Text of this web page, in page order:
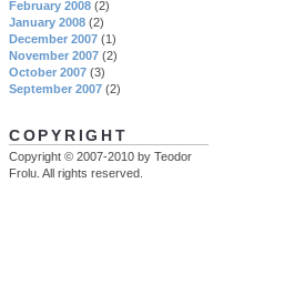
February 2008 (2)
January 2008 (2)
December 2007 (1)
November 2007 (2)
October 2007 (3)
September 2007 (2)
COPYRIGHT
Copyright © 2007-2010 by Teodor
Frolu. All rights reserved.